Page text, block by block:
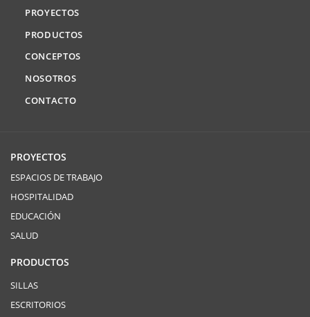
PROYECTOS
PRODUCTOS
CONCEPTOS
NOSOTROS
CONTACTO
PROYECTOS
ESPACIOS DE TRABAJO
HOSPITALIDAD
EDUCACIÓN
SALUD
PRODUCTOS
SILLAS
ESCRITORIOS